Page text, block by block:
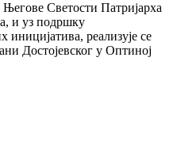
Светости Патријарха
и уз подршку
реализује се
Достојевског у Оптиној